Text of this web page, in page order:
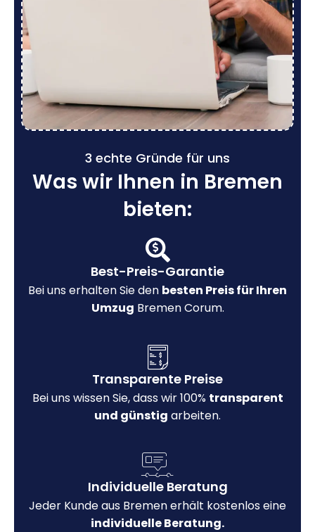
3 echte Gründe für uns
Was wir Ihnen in Bremen
bieten:
Best-Preis-Garantie
Bei uns erhalten Sie den besten Preis für Ihren
Umzug Bremen Corum.
Transparente Preise
Bei uns wissen Sie, dass wir 100% transparent
und günstig arbeiten.
Individuelle Beratung
Jeder Kunde aus Bremen erhält kostenlos eine
individuelle Beratung.